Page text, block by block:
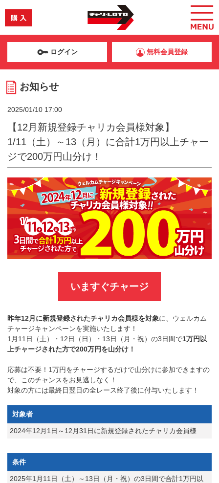
ログイン 無料会員登録
お知らせ
2025/01/10 17:00
【12月新規登録チャリカ会員様対象】
1/11（土）～13（月）に合計1万円以上チャー
ジで200万円山分け！
いますぐチャージ
昨年12月に新規登録されたチャリカ会員様を対象に、ウェルカム
チャージキャンペーンを実施いたします！
1月11日（土）・12日（日）・13日（月・祝）の3日間で1万円以
上チャージされた方で200万円を山分け！
応募は不要！1万円をチャージするだけで山分けに参加できますの
で、このチャンスをお見逃しなく！
対象の方には最終日翌日の全レース終了後に付与いたします！
対象者
2024年12月1日～12月31日に新規登録されたチャリカ会員様
条件
2025年1月11日（土）～13日（月・祝）の3日間で合計1万円以